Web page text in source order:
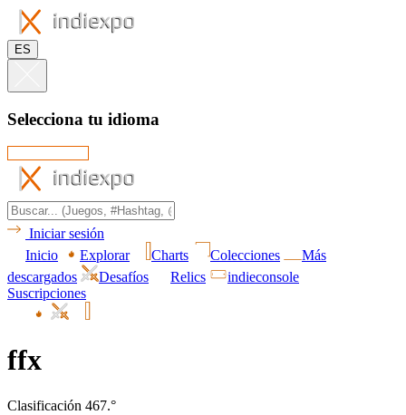
ES
Selecciona tu idioma
Iniciar sesión
Inicio
Explorar Charts Colecciones
Más
descargados
Desafíos Relics
indieconsole
Suscripciones
ffx
Clasificación 467.°